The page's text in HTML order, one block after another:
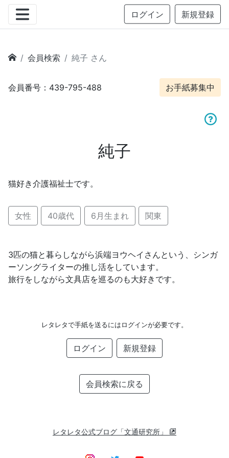
ログイン 新規登録
会員検索 純子 さん
会員番号：439-795-488 お手紙募集中
純子
猫好き介護福祉士です。
女性 40歳代 6月生まれ 関東
3匹の猫と暮らしながら浜端ヨウヘイさんという、シンガ
ーソングライターの推し活をしています。
旅行をしながら文具店を巡るのも大好きです。
レタレタで手紙を送るにはログインが必要です。
ログイン 新規登録
会員検索に戻る
レタレタ公式ブログ「文通研究所」